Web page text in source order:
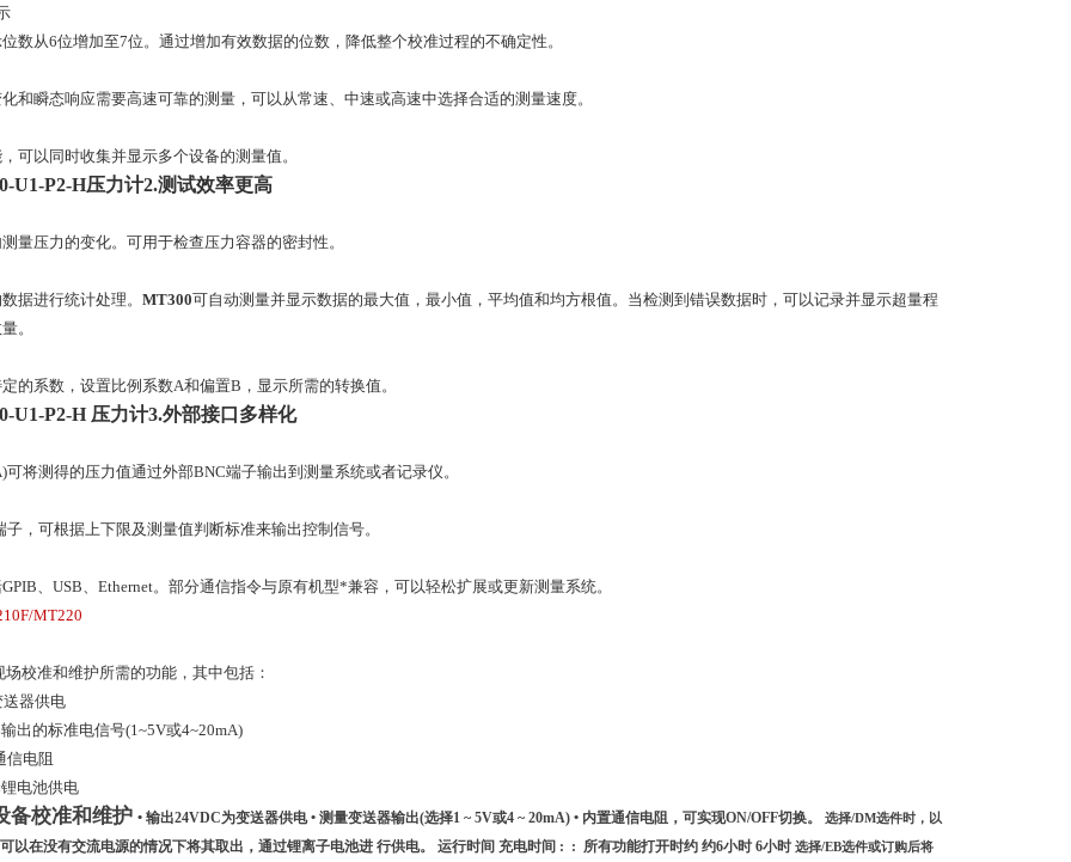
数从6位增加至7位。通过增加有效数据的位数，降低整个校准过程的不确定性。
和瞬态响应需要高速可靠的测量，可以从常速、中速或高速中选择合适的测量速度。
可以同时收集并显示多个设备的测量值。
U1-P2-H压力计2.测试效率更高
量压力的变化。可用于检查压力容器的密封性。
据进行统计处理。 MT300可自动测量并显示数据的最大值，最小值，平均值和均方根值。当检测到错误数据时，可以记录并显示超量程
。
的系数，设置比例系数A和偏置B，显示所需的转换值。
U1-P2-H 压力计3.外部接口多样化
可将测得的压力值通过外部BNC端子输出到测量系统或者记录仪。
子，可根据上下限及测量值判断标准来输出控制信号。
、USB、Ethernet。部分通信指令与原有机型*兼容，可以轻松扩展或更新测量系统。
MT220
场校准和维护所需的功能，其中包括：
送器供电
出的标准电信号(1~5V或4~20mA)
信电阻
电池供电
备校准和维护 • 输出24VDC为变送器供电• 测量变送器输出(选择1 ~ 5V或4 ~ 20mA) • 内置通信电阻，可实现ON/OFF切换。 选择/DM选件时，以
可以在没有交流电源的情况下将其取出，通过锂离子电池进 行供电。 运行时间 充电时间 : : 所有功能打开时约 约6小时 6小时 选择/EB选件或订购后将